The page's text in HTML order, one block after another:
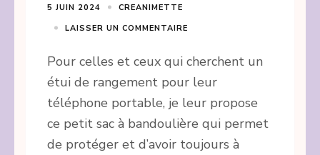
5 JUIN 2024
CREANIMETTE
LAISSER UN COMMENTAIRE
Pour celles et ceux qui cherchent un
étui de rangement pour leur
téléphone portable, je leur propose
ce petit sac à bandoulière qui permet
de protéger et d’avoir toujours à